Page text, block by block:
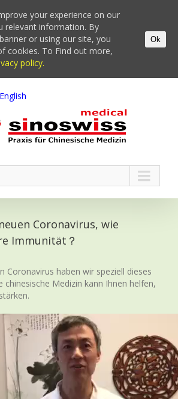
English
Coronavirus, wie
Immunität？
Coronavirus haben wir speziell dieses
chinesische Medizin kann Ihnen helfen,
your experience on our
relevant information. By
or using our site, you
cookies. To Find out more,
policy.
Ok